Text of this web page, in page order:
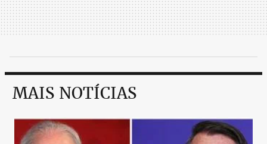
MAIS NOTÍCIAS